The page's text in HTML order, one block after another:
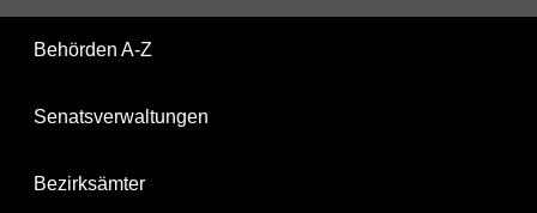
Behörden A-Z
Senatsverwaltungen
Bezirksämter